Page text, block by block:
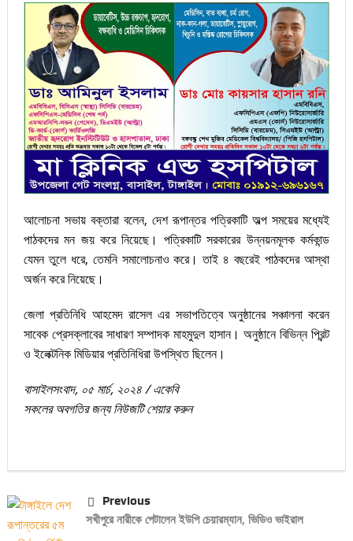
আলোচনা সভায় বক্তারা বলেন, দেশ রূপান্তর পত্রিকাটি অল্প সময়ের মধ্যেই
পাঠকদের মন জয় করে নিয়েছে। পত্রিকাটি সরকারের উন্নয়নমূলক কর্মকান্ড
যেমন তুলে ধরে, তেমনি সমালোচনাও করে। তাই ৪ বছরেই পাঠকদের আস্থা
অর্জন করে নিয়েছে।
জেলা প্রতিনিধি আহমেদ রাসেল এর সভাপতিত্বে অনুষ্ঠানের সঞ্চালনা করেন
সাবেক প্রেসক্লাবের সাধারণ সম্পাদক মাহমুদুল হাসান। অনুষ্ঠানে বিভিন্ন প্রিন্ট
ও ইলেক্টনিক মিডিয়ার প্রতিনিধিরা উপস্থিত ছিলেন।
বাসাইলসংবাদ, ০৫ মার্চ, ২০২৪ / একেবি
সকলের অবগতির জন্য নিউজটি শেয়ার করুন
Previous
সখীপুরে নারীকে পেটালেন ইউপি চেয়ারম্যান, ভিডিও ভাইরাল